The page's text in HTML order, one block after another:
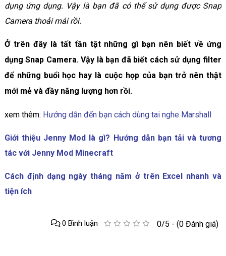
dụng ứng dụng. Vậy là bạn đã có thể sử dụng được Snap
Camera thoải mái rồi.
Ở trên đây là tất tần tật những gì bạn nên biết về ứng
dụng Snap Camera. Vậy là bạn đã biết cách sử dụng filter
để những buổi học hay là cuộc họp của bạn trở nên thật
mới mẻ và đầy năng lượng hơn rồi.
xem thêm: Hướng dẫn đến bạn cách dùng tai nghe Marshall
Giới thiệu Jenny Mod là gì? Hướng dẫn bạn tải và tương
tác với Jenny Mod Minecraft
Cách định dạng ngày tháng năm ở trên Excel nhanh và
tiện ích
0/5 - (0 Đánh giá)
0 Bình luận